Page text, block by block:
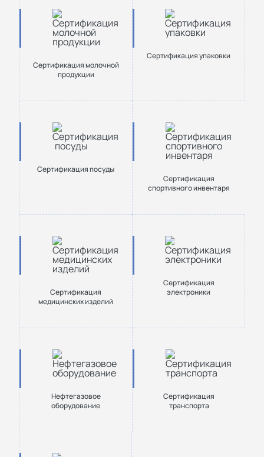
Сертификация молочной
продукции
Сертификация упаковки
Сертификация посуды
Сертификация
спортивного инвентаря
Сертификация
медицинских изделий
Сертификация
электроники
Нефтегазовое
оборудование
Сертификация
транспорта